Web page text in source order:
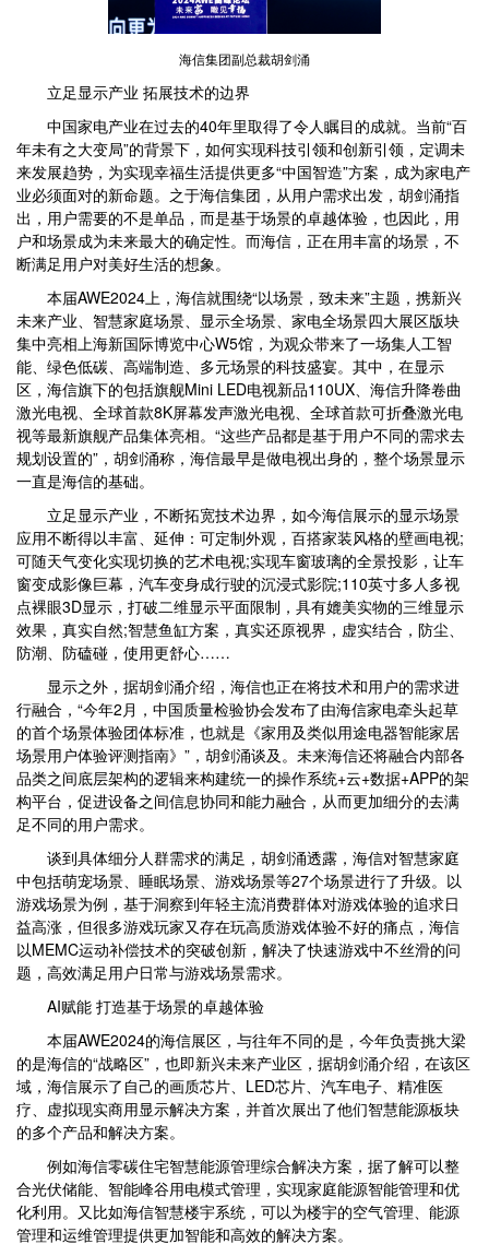
海信集团副总裁胡剑涌
立足显示产业 拓展技术的边界
中国家电产业在过去的40年里取得了令人瞩目的成就。当前“百
年未有之大变局”的背景下，如何实现科技引领和创新引领，定调未
来发展趋势，为实现幸福生活提供更多“中国智造”方案，成为家电产
业必须面对的新命题。之于海信集团，从用户需求出发，胡剑涌指
出，用户需要的不是单品，而是基于场景的卓越体验，也因此，用
户和场景成为未来最大的确定性。而海信，正在用丰富的场景，不
断满足用户对美好生活的想象。
本届AWE2024上，海信就围绕“以场景，致未来”主题，携新兴
未来产业、智慧家庭场景、显示全场景、家电全场景四大展区版块
集中亮相上海新国际博览中心W5馆，为观众带来了一场集人工智
能、绿色低碳、高端制造、多元场景的科技盛宴。其中，在显示
区，海信旗下的包括旗舰Mini LED电视新品110UX、海信升降卷曲
激光电视、全球首款8K屏幕发声激光电视、全球首款可折叠激光电
视等最新旗舰产品集体亮相。“这些产品都是基于用户不同的需求去
规划设置的”，胡剑涌称，海信最早是做电视出身的，整个场景显示
一直是海信的基础。
立足显示产业，不断拓宽技术边界，如今海信展示的显示场景
应用不断得以丰富、延伸：可定制外观，百搭家装风格的壁画电视;
可随天气变化实现切换的艺术电视;实现车窗玻璃的全景投影，让车
窗变成影像巨幕，汽车变身成行驶的沉浸式影院;110英寸多人多视
点裸眼3D显示，打破二维显示平面限制，具有媲美实物的三维显示
效果，真实自然;智慧鱼缸方案，真实还原视界，虚实结合，防尘、
防潮、防磕碰，使用更舒心……
显示之外，据胡剑涌介绍，海信也正在将技术和用户的需求进
行融合，“今年2月，中国质量检验协会发布了由海信家电牵头起草
的首个场景体验团体标准，也就是《家用及类似用途电器智能家居
场景用户体验评测指南》”，胡剑涌谈及。未来海信还将融合内部各
品类之间底层架构的逻辑来构建统一的操作系统+云+数据+APP的架
构平台，促进设备之间信息协同和能力融合，从而更加细分的去满
足不同的用户需求。
谈到具体细分人群需求的满足，胡剑涌透露，海信对智慧家庭
中包括萌宠场景、睡眠场景、游戏场景等27个场景进行了升级。以
游戏场景为例，基于洞察到年轻主流消费群体对游戏体验的追求日
益高涨，但很多游戏玩家又存在玩高质游戏体验不好的痛点，海信
以MEMC运动补偿技术的突破创新，解决了快速游戏中不丝滑的问
题，高效满足用户日常与游戏场景需求。
AI赋能 打造基于场景的卓越体验
本届AWE2024的海信展区，与往年不同的是，今年负责挑大梁
的是海信的“战略区”，也即新兴未来产业区，据胡剑涌介绍，在该区
域，海信展示了自己的画质芯片、LED芯片、汽车电子、精准医
疗、虚拟现实商用显示解决方案，并首次展出了他们智慧能源板块
的多个产品和解决方案。
例如海信零碳住宅智慧能源管理综合解决方案，据了解可以整
合光伏储能、智能峰谷用电模式管理，实现家庭能源智能管理和优
化利用。又比如海信智慧楼宇系统，可以为楼宇的空气管理、能源
管理和运维管理提供更加智能和高效的解决方案。